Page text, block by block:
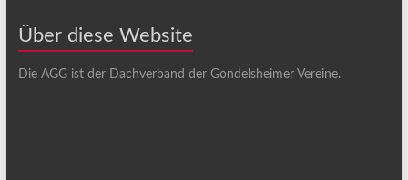
Über diese Website
Die AGG ist der Dachverband der Gondelsheimer Vereine.